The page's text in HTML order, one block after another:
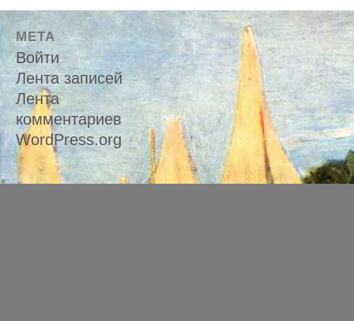
МЕТА
Войти
Лента записей
Лента
комментариев
WordPress.org